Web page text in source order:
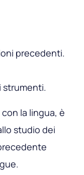
precedenti.
strumenti.
la lingua, è
studio dei